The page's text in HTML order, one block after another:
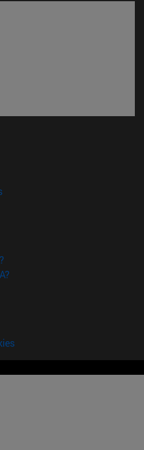
ventana)
(abre en nueva ventana)
en nueva ventana)